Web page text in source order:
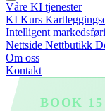
Våre KI tjenester
KI Kurs
Intelligent
Nettside Nettbutikk
Om oss
Kontakt
BOOK